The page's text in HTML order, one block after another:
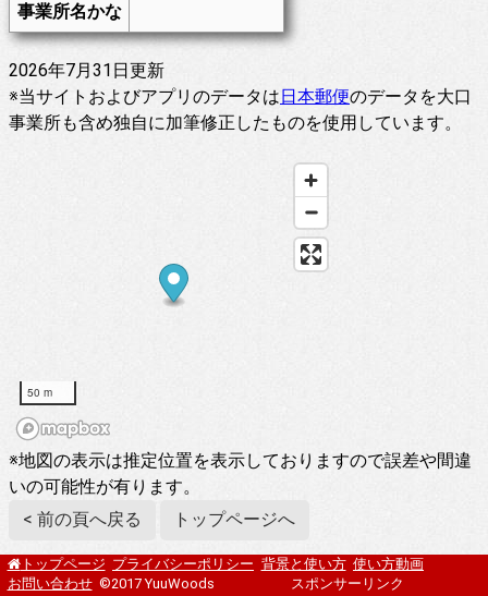
事業所名かな
2026年7月31日更新
※当サイトおよびアプリのデータは日本郵便のデータを大口
事業所も含め独自に加筆修正したものを使用しています。
50 m
※地図の表示は推定位置を表示しておりますので誤差や間違
いの可能性が有ります。
< 前の頁へ戻る
トップページへ
トップページ プライバシーポリシー 背景と使い方 使い方動画
お問い合わせ ©2017 YuuWoods スポンサーリンク